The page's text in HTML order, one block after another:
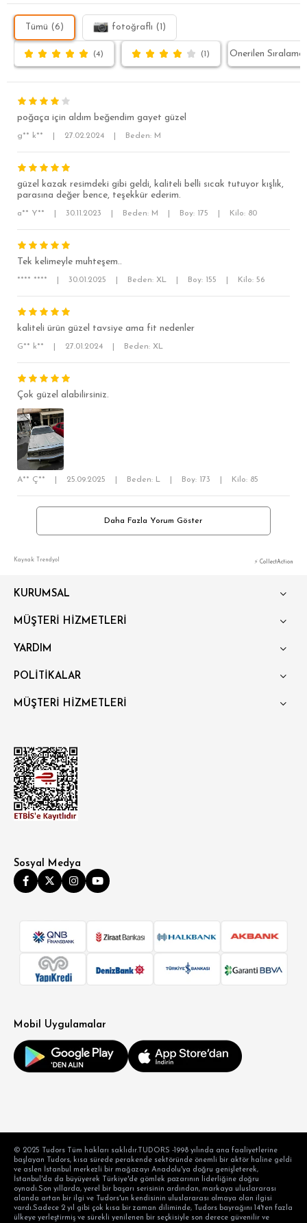
SÜPER SLİM FİT
BÜYÜK BEDEN
Tümü (6) fotoğraflı (1)
(4) (1)
poğaça için aldım beğendim gayet güzel
g** k** 27.02.2024 Beden: M
güzel kazak resimdeki gibi geldi, kaliteli belli sıcak tutuyor kışlık,
parasına değer bence, teşekkür ederim.
a** Y** 30.11.2023 Beden: M Boy: 175 Kilo: 80
Tek kelimeyle muhteşem..
**** **** 30.01.2025 Beden: XL Boy: 155 Kilo: 56
kaliteli ürün güzel tavsiye ama fit nedenler
G** k** 27.01.2024 Beden: XL
Çok güzel alabilirsiniz.
A** Ç** 25.09.2025 Beden: L Boy: 173 Kilo: 85
Daha Fazla Yorum Göster
Kaynak: Trendyol ⚡ CollectAction
KURUMSAL
MÜŞTERİ HİZMETLERİ
YARDIM
POLİTİKALAR
MÜŞTERİ HİZMETLERİ
Sosyal Medya
Mobil Uygulamalar
© 2025 Tudors Tüm hakları saklıdır.TUDORS -1998 yılında ana faaliyetlerine
başlayan Tudors, kısa sürede perakende sektöründe önemli bir aktör haline geldi
ve aslen İstanbul merkezli bir mağazayı Anadolu'ya doğru genişleterek,
İstanbul'da da büyüyerek Türkiye'de gömlek pazarının liderliğine doğru
oynadı.Son yıllarda, yerel bir başarı serisinin ardından, markaya uluslararası
alanda artan bir ilgi ve Tudors'un kendisinin uluslararası olmaya olan ilgisi
vardı.Sadece 2 yıl gibi çok kısa bir zaman diliminde, Tudors bayrağını 14'ten fazla
ülkeye yerleştirmiş ve sürekli yenilenen bir seçkisiyle son derece güvenilir ve